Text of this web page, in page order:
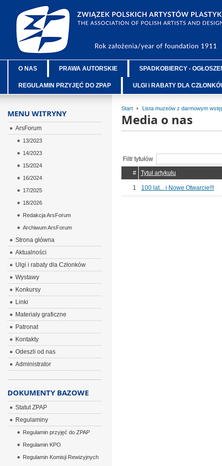
O NAS PRAWA AUTORSKIE SPADKOBIERCY -
REGULAMIN PRZYJĘĆ DO ZPAP ULGI i RABATY DLA
Start Lista muzeów z darmowym
Media o nas
Filtr tytułów
#
Tytuł artykułu
1 100 lat... i Nowe Otwarcie!!!
MENU WITRYNY
ArsForum
13/2023
14/2023
15/2024
16/2024
17/2025
18/2026
Redakcja ArsForum
Archiwum ArsForum
Strona główna
Aktualności
Ulgi i rabaty dla Członków
Wystawy
Konkursy
Linki
Materiały graficzne
Patronat
Kontakty
Odeszli od nas
Administrator
DOKUMENTY BAZOWE
Statut ZPAP
Regulaminy
Regulamin przyjęć do ZPAP
Regulamin KPO
Regulamin Komisji Rewizyjnych